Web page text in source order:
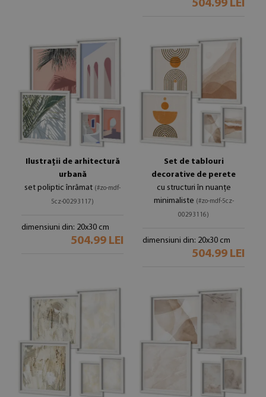
504.99 LEI
Ilustrații de arhitectură
urbană
set poliptic înrămat (#zo-mdf-
5cz-00293117)
dimensiuni din: 20x30 cm
504.99 LEI
Set de tablouri
decorative de perete
cu structuri în nuanțe
minimaliste (#zo-mdf-5cz-
00293116)
dimensiuni din: 20x30 cm
504.99 LEI